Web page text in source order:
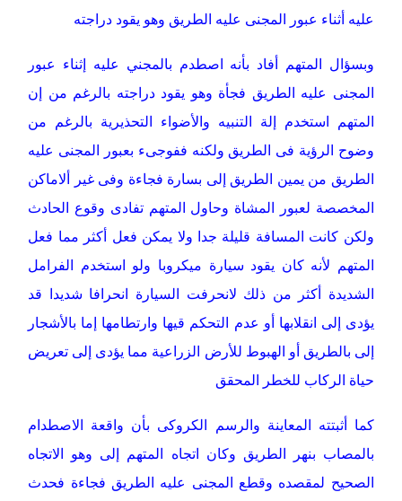
عليه أثناء عبور المجنى عليه الطريق وهو يقود دراجته
وبسؤال المتهم أفاد بأنه اصطدم بالمجني عليه إثناء عبور
المجنى عليه الطريق فجأة وهو يقود دراجته بالرغم من إن
المتهم استخدم إلة التنبيه والأضواء التحذيرية بالرغم من
وضوح الرؤية فى الطريق ولكنه ففوجىء بعبور المجنى عليه
الطريق من يمين الطريق إلى بسارة فجاءة وفى غير ألاماكن
المخصصة لعبور المشاة وحاول المتهم تفادى وقوع الحادث
ولكن كانت المسافة قليلة جدا ولا يمكن فعل أكثر مما فعل
المتهم لأنه كان يقود سيارة ميكروبا ولو استخدم الفرامل
الشديدة أكثر من ذلك لانحرفت السيارة انحرافا شديدا قد
يؤدى إلى انقلابها أو عدم التحكم قيها وارتطامها إما بالأشجار
إلى بالطريق أو الهبوط للأرض الزراعية مما يؤدى إلى تعريض
حياة الركاب للخطر المحقق
كما أثبتته المعاينة والرسم الكروكى بأن واقعة الاصطدام
بالمصاب بنهر الطريق وكان اتجاه المتهم إلى وهو الاتجاه
الصحيح لمقصده وقطع المجنى عليه الطريق فجاءة فحدث